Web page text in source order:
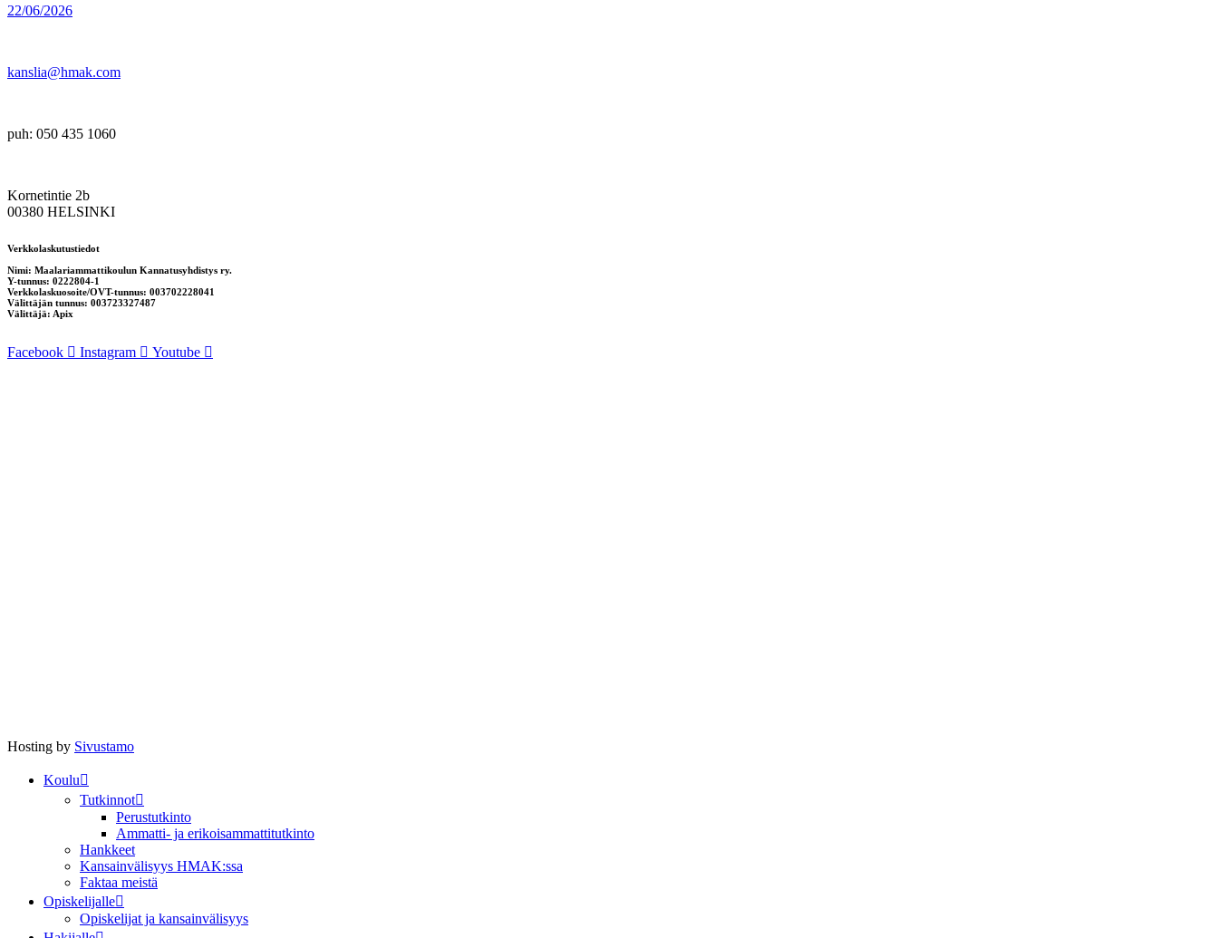
22/06/2026
kanslia@hmak.com
puh: 050 435 1060
Kornetintie 2b
00380 HELSINKI
Verkkolaskutustiedot
Nimi: Maalariammattikoulun Kannatusyhdistys ry.
Y-tunnus: 0222804-1
Verkkolaskuosoite/OVT-tunnus: 003702228041
Välittäjän tunnus: 003723327487
Välittäjä: Apix
Facebook Instagram Youtube
Hosting by Sivustamo
Koulu
Tutkinnot
Perustutkinto
Ammatti- ja erikoisammattitutkinto
Hankkeet
Kansainvälisyys HMAK:ssa
Faktaa meistä
Opiskelijalle
Opiskelijat ja kansainvälisyys